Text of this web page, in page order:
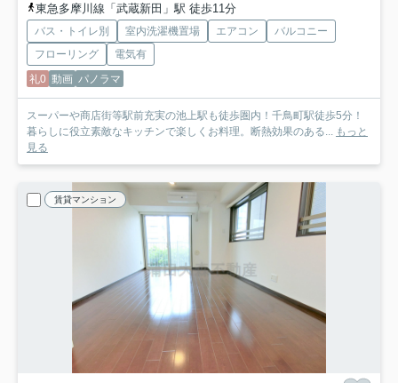
東急多摩川線「武蔵新田」駅 徒歩11分
バス・トイレ別 室内洗濯機置場 エアコン
バルコニー
フローリング
電気有
礼0 動画 パノラマ
スーパーや商店街等駅前充実の池上駅も徒歩圏内！千鳥町駅徒歩5分！
暮らしに役立素敵なキッチンで楽しくお料理。断熱効果のある...
もっと
見る
賃貸マンション